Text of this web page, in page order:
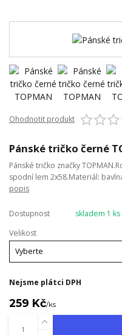
Ohodnotit produkt
Pánské tričko černé
Pánské tričko značky
spodní lem 2x58.Materiál:
popis
Dostupnost
skladem 1 ks
Velikost
Nejsme plátci DPH
259 Kč/ks